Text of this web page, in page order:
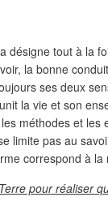
désigne tout à la
la bonne
ses deux
la vie et son
méthodes et les
limite pas au
correspond à
pour réaliser